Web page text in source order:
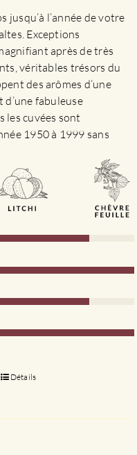
sur
la
page
du
produit
jusqu’à l’année de votre
Exceptions
après de très
véritables trésors du
des arômes d’une
fabuleuse
les cuvées sont
1950 à 1999 sans
CeDétails